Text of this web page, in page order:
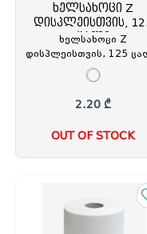
ხელსახოცი Z
დისპლეისთვის,
ცალი
ხელსახოცი Z
დისპლეისთვის, 125
200გრ., GGH-9250978
2.20 ₾
OUT OF STOCK